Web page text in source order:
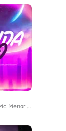
DJ GUSTOMARES, Mc Menor Dn, Mc A.R feat. dj nanda bitencourt